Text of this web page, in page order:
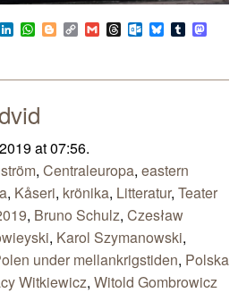
EmailLinkedIn
WhatsApp
BloggerCopy
Link
GmailThreadsOutlook.com
BlueskyTumblr
at 07:56.
, Centraleuropa, eastern
, Kåseri, krönika, Litteratur, Teater
, Bruno Schulz, Czesław
, Karol Szymanowski,
under mellankrigstiden, Polska
Witkiewicz, Witold Gombrowicz